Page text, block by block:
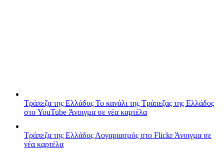
Τράπεζα της Ελλάδος Το κανάλι της Τράπεζας της Ελλάδος
στο YouTube Άνοιγμα σε νέα καρτέλα
Τράπεζα της Ελλάδος Λογαριασμός στο FlickrΆνοιγμα σε
νέα καρτέλα